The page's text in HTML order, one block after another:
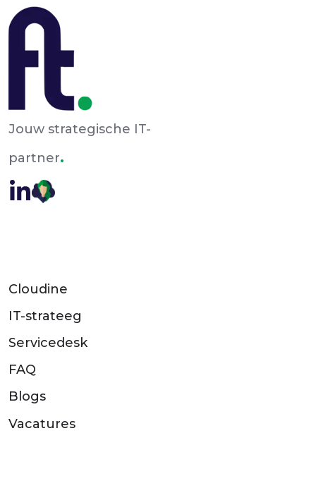
Jouw strategische IT-
partner.
Cloudine
IT-strateeg
Servicedesk
FAQ
Blogs
Vacatures